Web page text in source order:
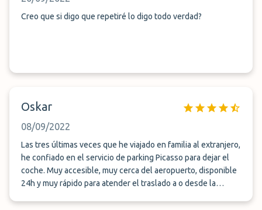
Creo que si digo que repetiré lo digo todo verdad?
Oskar
08/09/2022
Las tres últimas veces que he viajado en familia al extranjero,
he confiado en el servicio de parking Picasso para dejar el
coche. Muy accesible, muy cerca del aeropuerto, disponible
24h y muy rápido para atender el traslado a o desde la